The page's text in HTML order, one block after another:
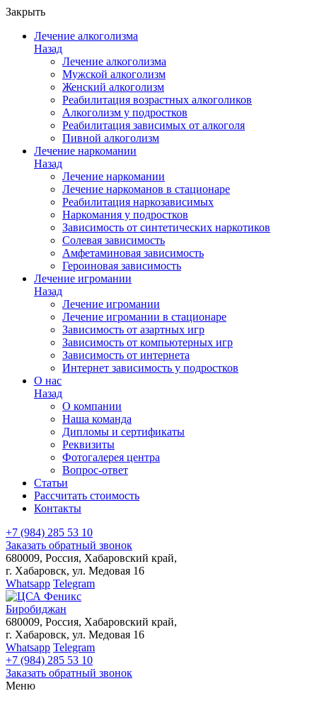
Закрыть
Лечение алкоголизма
Назад
Лечение алкоголизма
Мужской алкоголизм
Женский алкоголизм
Реабилитация возрастных алкоголиков
Алкоголизм у подростков
Реабилитация зависимых от алкоголя
Пивной алкоголизм
Лечение наркомании
Назад
Лечение наркомании
Лечение наркоманов в стационаре
Реабилитация наркозависимых
Наркомания у подростков
Зависимость от синтетических наркотиков
Солевая зависимость
Амфетаминовая зависимость
Героиновая зависимость
Лечение игромании
Назад
Лечение игромании
Лечение игромании в стационаре
Зависимость от азартных игр
Зависимость от компьютерных игр
Зависимость от интернета
Интернет зависимость у подростков
О нас
Назад
О компании
Наша команда
Дипломы и сертификаты
Реквизиты
Фотогалерея центра
Вопрос-ответ
Статьи
Рассчитать стоимость
Контакты
+7 (984) 285 53 10
Заказать обратный звонок
680009, Россия, Хабаровский край,
г. Хабаровск, ул. Медовая 16
Whatsapp Telegram
Биробиджан
680009, Россия, Хабаровский край,
г. Хабаровск, ул. Медовая 16
Whatsapp Telegram
+7 (984) 285 53 10
Заказать обратный звонок
Меню